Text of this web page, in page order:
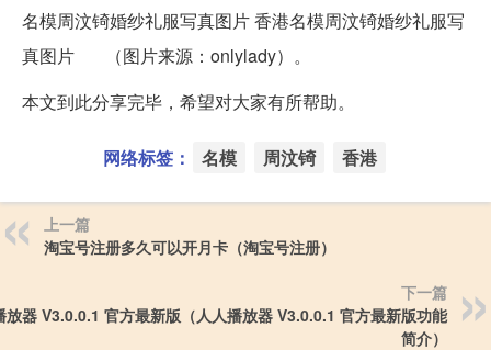
名模周汶锜婚纱礼服写真图片 香港名模周汶锜婚纱礼服写
真图片 （图片来源：onlylady）。
本文到此分享完毕，希望对大家有所帮助。
网络标签： 名模 周汶锜 香港
上一篇
淘宝号注册多久可以开月卡（淘宝号注册）
下一篇
放器 V3.0.0.1 官方最新版（人人播放器 V3.0.0.1 官方最新版功能
简介）